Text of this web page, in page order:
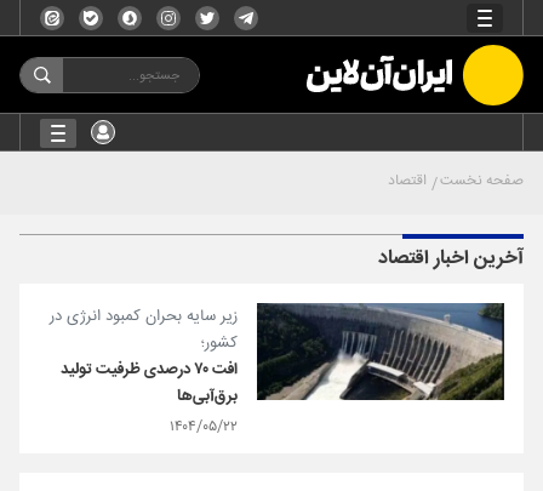
صفحه نخست اقتصاد
آخرین اخبار اقتصاد
زیر سایه بحران کمبود انرژی در
کشور؛
افت ۷۰ درصدی ظرفیت تولید
برق‌آبی‌ها
۱۴۰۴/۰۵/۲۲